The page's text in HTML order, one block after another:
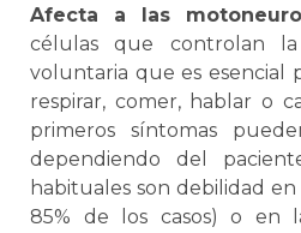
Afecta a las
células que controlan
voluntaria que es esencial
respirar, comer, hablar o
primeros síntomas
dependiendo del
habituales son debilidad
85% de los casos) o en